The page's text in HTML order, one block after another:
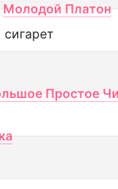
Молодой Платон
Простое